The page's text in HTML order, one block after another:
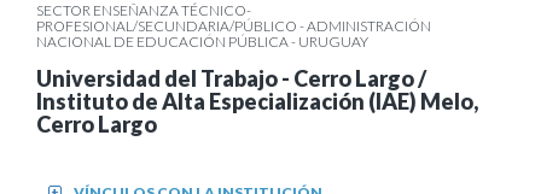
SECTOR ENSEÑANZA TÉCNICO-
PROFESIONAL/SECUNDARIA/PÚBLICO - ADMINISTRACIÓN
NACIONAL DE EDUCACIÓN PÚBLICA - URUGUAY
Universidad del Trabajo - Cerro Largo /
Instituto de Alta Especialización (IAE) Melo,
Cerro Largo